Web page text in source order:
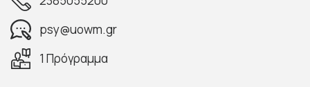
psy@uowm.gr
1 Πρόγραμμα